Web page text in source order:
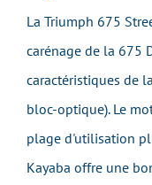
La Triumph 675
carénage de la 675
caractéristiques de
bloc-optique). Le
plage d'utilisation
Kayaba offre une